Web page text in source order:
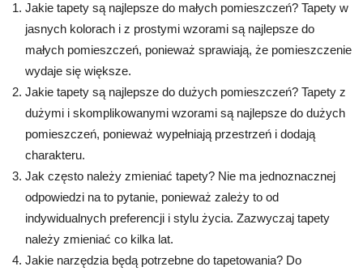
Jakie tapety są najlepsze do małych pomieszczeń? Tapety w
jasnych kolorach i z prostymi wzorami są najlepsze do
małych pomieszczeń, ponieważ sprawiają, że pomieszczenie
wydaje się większe.
Jakie tapety są najlepsze do dużych pomieszczeń? Tapety z
dużymi i skomplikowanymi wzorami są najlepsze do dużych
pomieszczeń, ponieważ wypełniają przestrzeń i dodają
charakteru.
Jak często należy zmieniać tapety? Nie ma jednoznacznej
odpowiedzi na to pytanie, ponieważ zależy to od
indywidualnych preferencji i stylu życia. Zazwyczaj tapety
należy zmieniać co kilka lat.
Jakie narzędzia będą potrzebne do tapetowania? Do